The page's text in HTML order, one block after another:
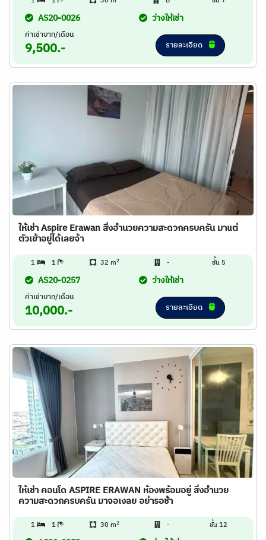
AS20-0026 ว่างให้เช่า
ค่าเช่าบาท/เดือน
9,500.- รายละเอียด
ให้เช่า Aspire Erawan สิ่งอำนวยความสะดวกครบครัน มาแต่
ตัวเข้าอยู่ได้เลยจ้า
1 1 32 m2 - ชั้น 5
AS20-0257 ว่างให้เช่า
ค่าเช่าบาท/เดือน
10,000.- รายละเอียด
ให้เช่า คอนโด ASPIRE ERAWAN ห้องพร้อมอยู่ สิ่งอำนวย
ความสะดวกครบครัน มาจอเงลย อย่ารอช้า
1 1 30 m2 - ชั้น 12